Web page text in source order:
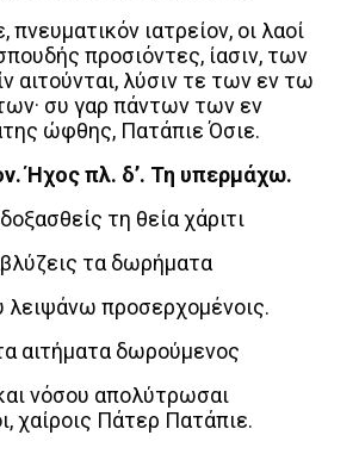
πνευματικόν ιατρείον, οι λαοί
προσιόντες, ίασιν, των
αιτούνται, λύσιν τε των εν τω
συ γαρ πάντων των εν
ώφθης, Πατάπιε Όσιε.
Ήχος πλ. δ’. Τη υπερμάχω.
τη θεία χάριτι
τα δωρήματα
λειψάνω προσερχομένοις.
αιτήματα δωρούμενος
νόσου απολύτρωσαι
χαίροις Πάτερ Πατάπιε.